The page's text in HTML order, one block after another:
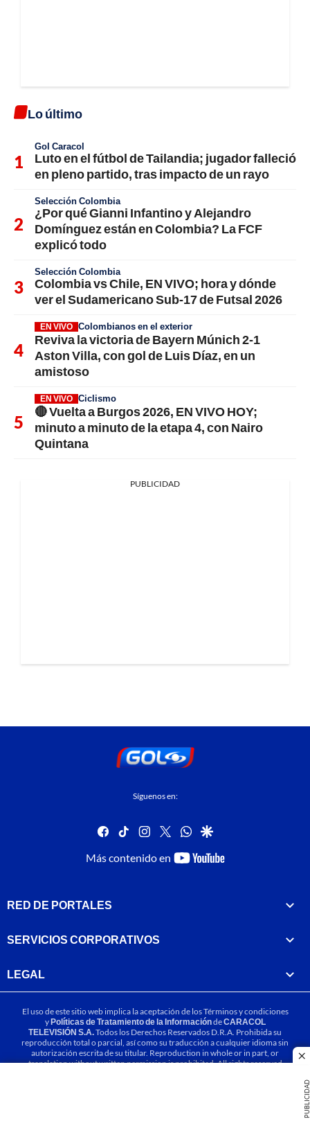
PUBLICIDAD
Lo último
Gol Caracol
Luto en el fútbol de Tailandia; jugador falleció
en pleno partido, tras impacto de un rayo
Selección Colombia
¿Por qué Gianni Infantino y Alejandro
Domínguez están en Colombia? La FCF
explicó todo
Selección Colombia
Colombia vs Chile, EN VIVO; hora y dónde
ver el Sudamericano Sub-17 de Futsal 2026
EN VIVO Colombianos en el exterior
Reviva la victoria de Bayern Múnich 2-1
Aston Villa, con gol de Luis Díaz, en un
amistoso
EN VIVO Ciclismo
🔴 Vuelta a Burgos 2026, EN VIVO HOY;
minuto a minuto de la etapa 4, con Nairo
Quintana
PUBLICIDAD
Síguenos en:
facebook
tiktok instagram
twitterwhatsapp
google
Más contenido en
youtube-
RED DE PORTALES
SERVICIOS CORPORATIVOS
LEGAL
El uso de este sitio web implica la aceptación de losTérminos y condiciones
yPolíticas de Tratamiento de la InformacióndeCARACOL
TELEVISIÓN S.A.Todos los Derechos Reservados D.R.A. Prohibida su
reproducción total o parcial, así como su traducción a cualquier idioma sin
autorización escrita de su titular. Reproduction in whole or in part, or
translation without written permission is prohibited. All rights reserved